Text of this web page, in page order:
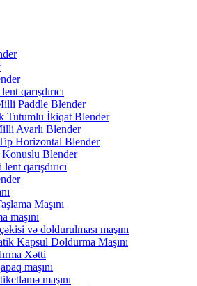
qarışdırıcı
Paddle Blender
Tutumlu İkiqat Blender
Avarlı Blender
Horizontal Blender
Blender
qarışdırıcı
Maşını
maşını
və doldurulması maşını
Kapsul Doldurma Maşını
Xətti
maşını
maşını